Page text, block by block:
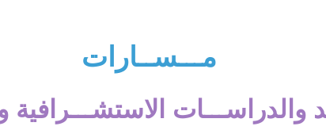
مـــســارات
والدراســـات الاستشـــرافية